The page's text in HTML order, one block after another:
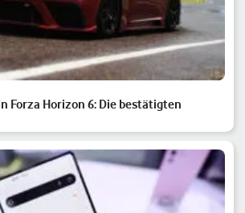
Forza Horizon 6: Die bestätigten